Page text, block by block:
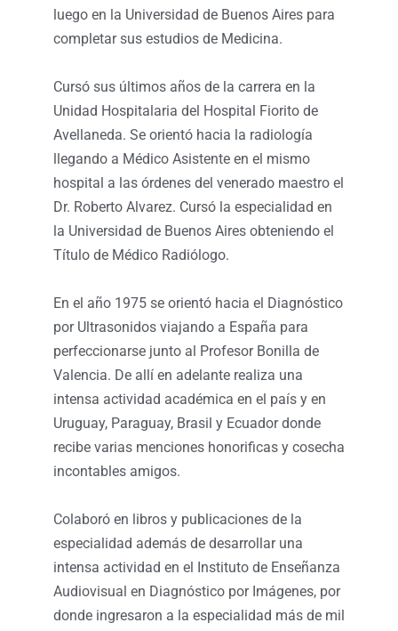
luego en la Universidad de Buenos Aires para
completar sus estudios de Medicina.
Cursó sus últimos años de la carrera en la
Unidad Hospitalaria del Hospital Fiorito de
Avellaneda. Se orientó hacia la radiología
llegando a Médico Asistente en el mismo
hospital a las órdenes del venerado maestro el
Dr. Roberto Alvarez. Cursó la especialidad en
la Universidad de Buenos Aires obteniendo el
Título de Médico Radiólogo.
En el año 1975 se orientó hacia el Diagnóstico
por Ultrasonidos viajando a España para
perfeccionarse junto al Profesor Bonilla de
Valencia. De allí en adelante realiza una
intensa actividad académica en el país y en
Uruguay, Paraguay, Brasil y Ecuador donde
recibe varias menciones honorificas y cosecha
incontables amigos.
Colaboró en libros y publicaciones de la
especialidad además de desarrollar una
intensa actividad en el Instituto de Enseñanza
Audiovisual en Diagnóstico por Imágenes, por
donde ingresaron a la especialidad más de mil